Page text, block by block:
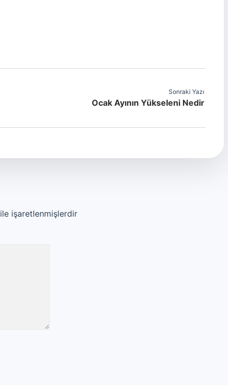
Sonraki Yazı
Ocak Ayının Yükseleni Nedir
ile işaretlenmişlerdir